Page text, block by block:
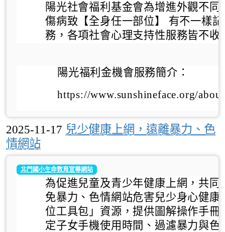
陽光社會福利基金會為增進外觀不
傷病致【全身任一部位】 有不一樣
務， 各項社會心理支持性服務皆不收
陽光福利金機會服務簡介：
https://www.sunshineface.org/about
2025-11-17 兒少健康上網，遠離暴力、色
情網站
北門國小生命教育宣導網站
為促進兒童及青少年健康上網，共
免暴力、色情網站危害兒少身心健康
位工具包」資源，提供圖解操作手
定子女手機使用時間、過濾暴力與